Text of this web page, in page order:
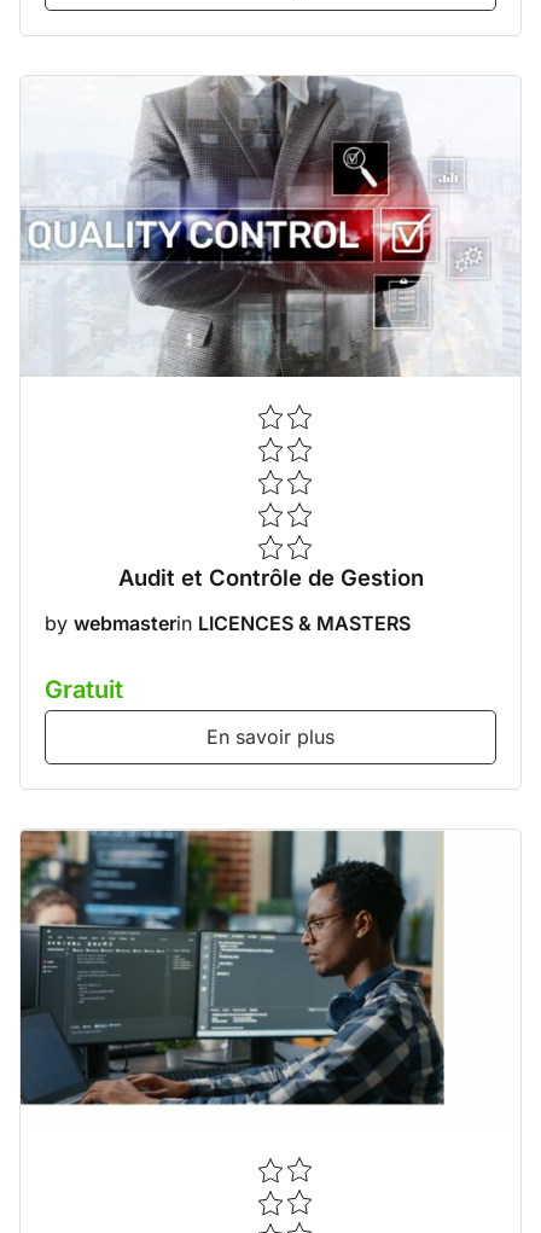
Audit et Contrôle de Gestion
by webmasterin LICENCES & MASTERS
Gratuit
En savoir plus